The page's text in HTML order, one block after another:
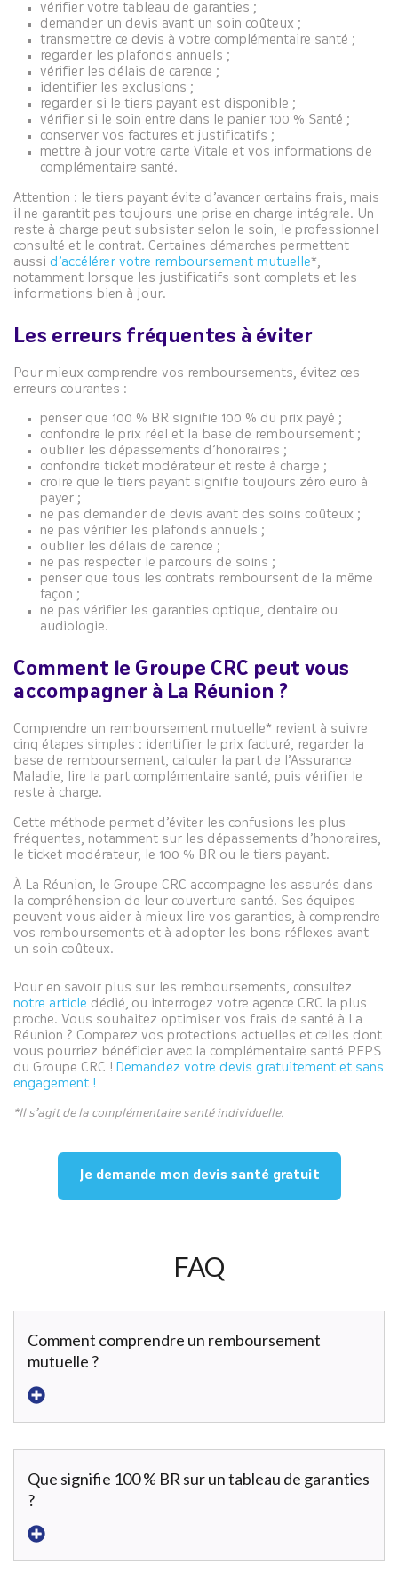
vérifier votre tableau de garanties ;
demander un devis avant un soin coûteux ;
transmettre ce devis à votre complémentaire santé ;
regarder les plafonds annuels ;
vérifier les délais de carence ;
identifier les exclusions ;
regarder si le tiers payant est disponible ;
vérifier si le soin entre dans le panier 100 % Santé ;
conserver vos factures et justificatifs ;
mettre à jour votre carte Vitale et vos informations de
complémentaire santé.
Attention : le tiers payant évite d’avancer certains frais, mais
il ne garantit pas toujours une prise en charge intégrale. Un
reste à charge peut subsister selon le soin, le professionnel
consulté et le contrat. Certaines démarches permettent
aussi d’accélérer votre remboursement mutuelle*,
notamment lorsque les justificatifs sont complets et les
informations bien à jour.
Les erreurs fréquentes à éviter
Pour mieux comprendre vos remboursements, évitez ces
erreurs courantes :
penser que 100 % BR signifie 100 % du prix payé ;
confondre le prix réel et la base de remboursement ;
oublier les dépassements d’honoraires ;
confondre ticket modérateur et reste à charge ;
croire que le tiers payant signifie toujours zéro euro à
payer ;
ne pas demander de devis avant des soins coûteux ;
ne pas vérifier les plafonds annuels ;
oublier les délais de carence ;
ne pas respecter le parcours de soins ;
penser que tous les contrats remboursent de la même
façon ;
ne pas vérifier les garanties optique, dentaire ou
audiologie.
Comment le Groupe CRC peut vous
accompagner à La Réunion ?
Comprendre un remboursement mutuelle* revient à suivre
cinq étapes simples : identifier le prix facturé, regarder la
base de remboursement, calculer la part de l’Assurance
Maladie, lire la part complémentaire santé, puis vérifier le
reste à charge.
Cette méthode permet d’éviter les confusions les plus
fréquentes, notamment sur les dépassements d’honoraires,
le ticket modérateur, le 100 % BR ou le tiers payant.
À La Réunion, le Groupe CRC accompagne les assurés dans
la compréhension de leur couverture santé. Ses équipes
peuvent vous aider à mieux lire vos garanties, à comprendre
vos remboursements et à adopter les bons réflexes avant
un soin coûteux.
Pour en savoir plus sur les remboursements, consultez
notre article dédié, ou interrogez votre agence CRC la plus
proche. Vous souhaitez optimiser vos frais de santé à La
Réunion ? Comparez vos protections actuelles et celles dont
vous pourriez bénéficier avec la complémentaire santé PEPS
du Groupe CRC ! Demandez votre devis gratuitement et sans
engagement !
*Il s’agit de la complémentaire santé individuelle.
Je demande mon devis santé gratuit
FAQ
Comment comprendre un remboursement
mutuelle ?
Que signifie 100 % BR sur un tableau de garanties
?